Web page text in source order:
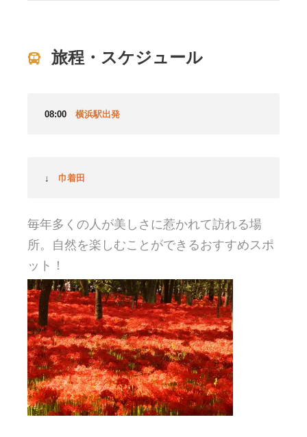
旅程・スケジュール
08:00 横浜駅出発
↓ 巾着田
毎年多くの人が美しさに惹かれて訪れる場
所。自然を楽しむことができるおすすめスポ
ット！